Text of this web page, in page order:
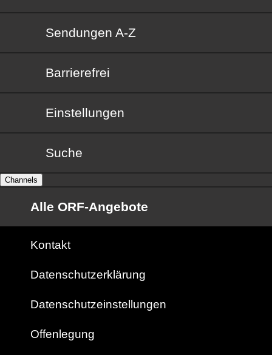
Sendungen von A bis Z
Sendungen A-Z
Barrierefrei
Barrierefrei
Einstellungen
Suche
Channels
Alle ORF-Angebote
Kontakt
Datenschutzerklärung
Datenschutzeinstellungen
Offenlegung